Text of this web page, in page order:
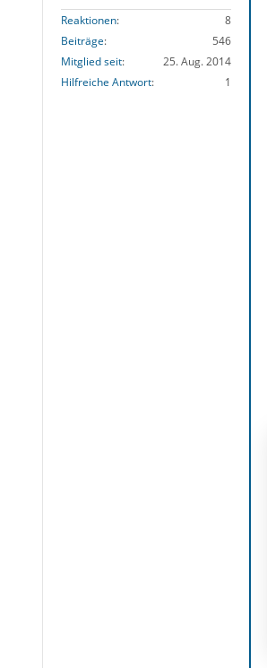
Reaktionen
8
Beiträge
546
Mitglied seit
25. Aug. 2014
Hilfreiche Antwort
1